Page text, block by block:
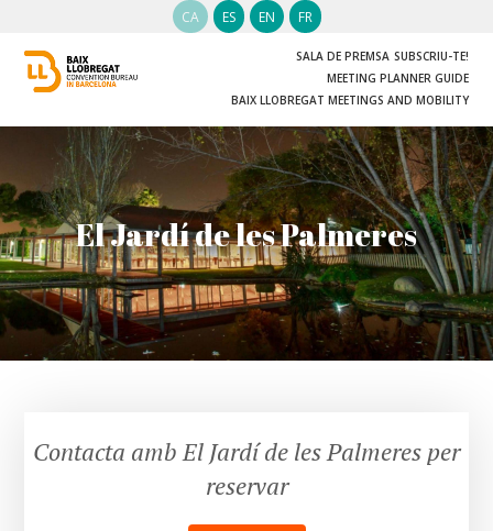
SALA DE PREMSA SUBSCRIU-TE!
MEETING PLANNER GUIDE
BAIX LLOBREGAT MEETINGS AND MOBILITY
CA ES EN FR
El Jardí de les Palmeres
Contacta amb El Jardí de les Palmeres per
reservar